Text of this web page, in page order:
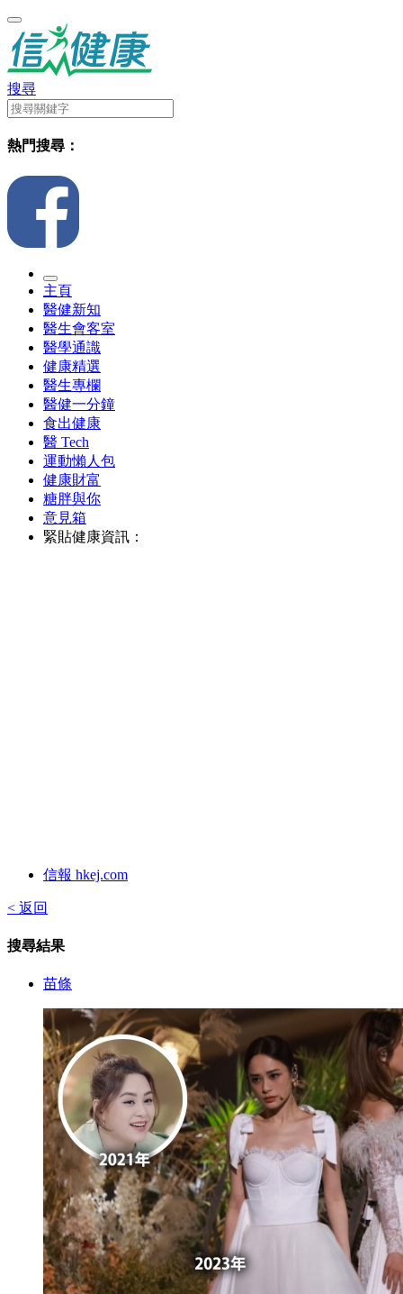
搜尋
熱門搜尋：
主頁
醫健新知
醫生會客室
醫學通識
健康精選
醫生專欄
醫健一分鐘
食出健康
醫 Tech
運動懶人包
健康財富
糖胖與你
意見箱
緊貼健康資訊：
信報 hkej.com
< 返回
搜尋結果
苗條